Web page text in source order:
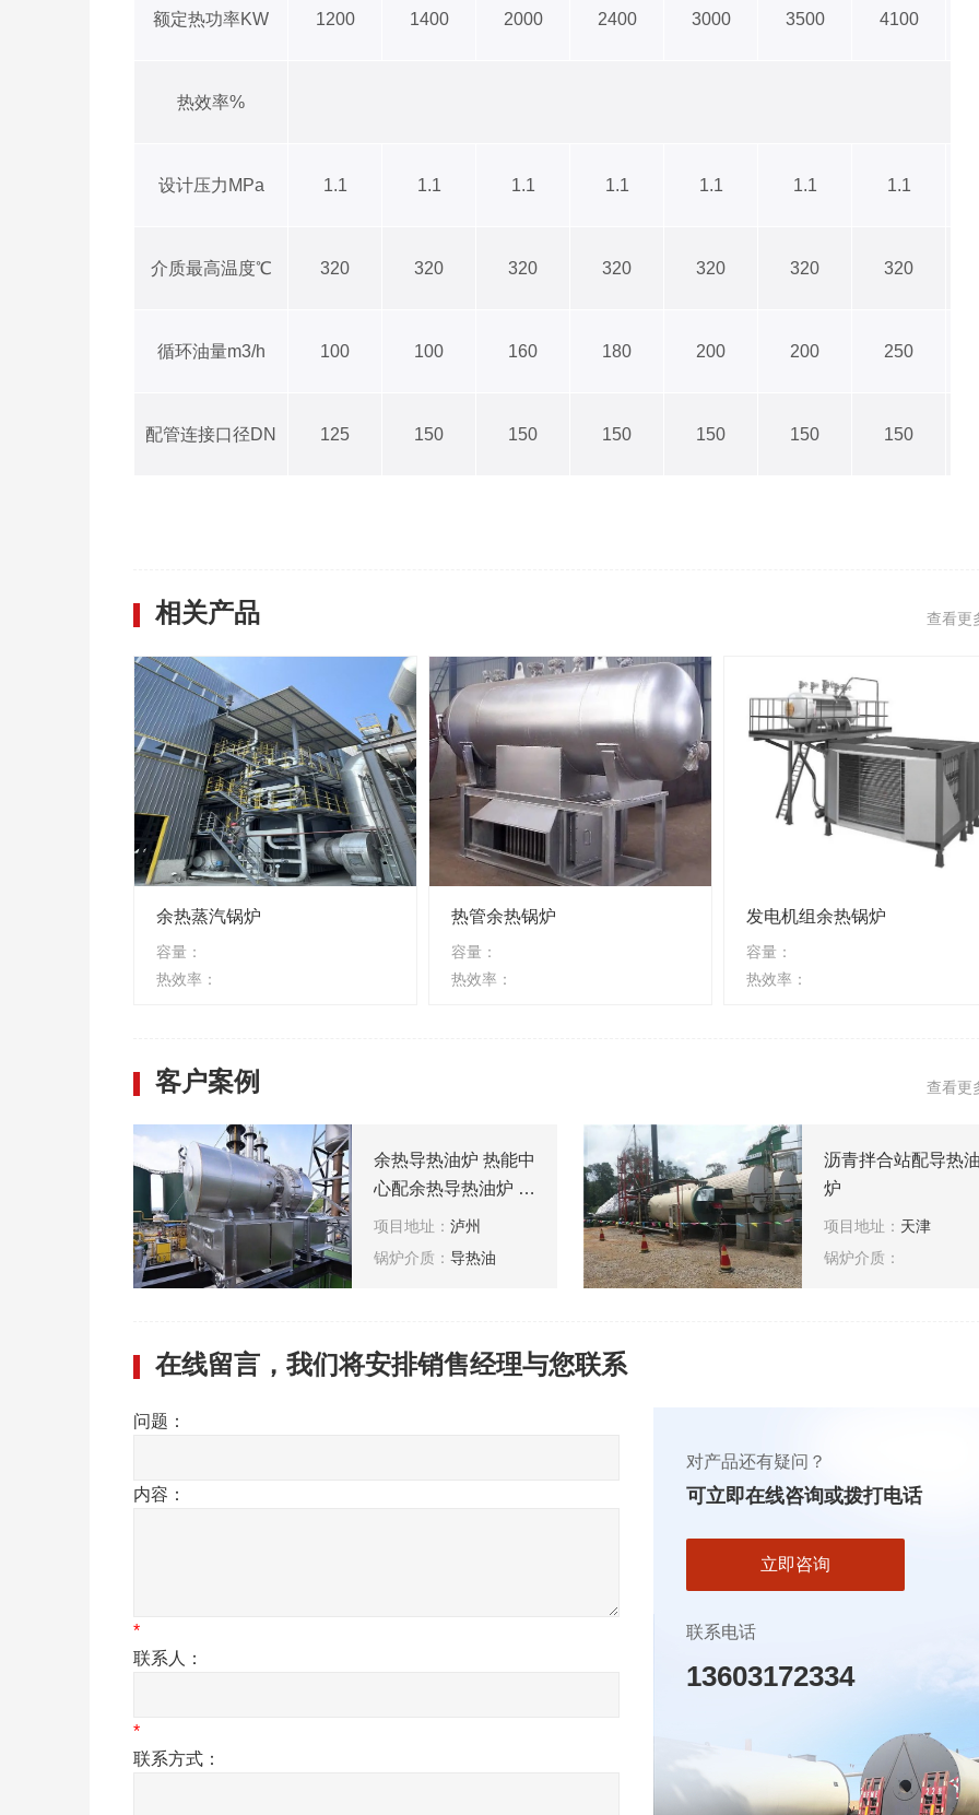
额定热功率KW 1200 1400 2000 2400 3000 3500 4100
热效率%
设计压力MPa 1.1 1.1 1.1 1.1 1.1 1.1 1.1
介质最高温度℃ 320 320 320 320 320 320 320
循环油量m3/h 100 100 160 180 200 200 250
配管连接口径DN 125 150 150 150 150 150 150
相关产品 查看更
余热蒸汽锅炉
容量：
热效率：
热管余热锅炉
容量：
热效率：
发电机组余热锅炉
容量：
热效率：
客户案例 查看更
余热导热油炉 热能中
心配余热导热油炉 发
电机组配导热油炉 碳
项目地址： 泸州
锅炉介质： 导热油
沥青拌合站配导热油
炉
项目地址： 天津
锅炉介质：
在线留言，我们将安排销售经理与您联系
问题：
内容：
*
联系人：
*
联系方式：
对产品还有疑问？
可立即在线咨询或拨打电话
立即咨询
联系电话
13603172334